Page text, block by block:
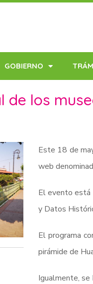
GOBIERNO
de los
Este 18 de
web
El evento está
y Datos
El programa
pirámide de
Igualmente,